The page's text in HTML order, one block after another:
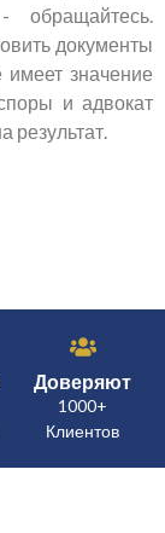
обращайтесь.
документы
значение
и адвокат
результат.
Доверяют
1000+
Клиентов